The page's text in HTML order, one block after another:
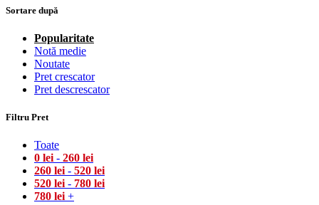
Sortare după
Popularitate
Notă medie
Noutate
Pret crescator
Pret descrescator
Filtru Pret
Toate
0 lei - 260 lei
260 lei - 520 lei
520 lei - 780 lei
780 lei +